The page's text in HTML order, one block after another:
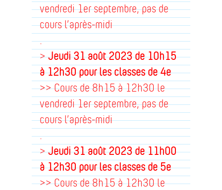
vendredi 1er septembre, pas de
cours l’après-midi
.
>Jeudi 31 août 2023 de 10h15
à 12h30pour les classes de 4e
>> Cours de 8h15 à 12h30 le
vendredi 1er septembre, pas de
cours l’après-midi
.
>Jeudi 31 août 2023 de 11h00
à 12h30pour les classes de 5e
>> Cours de 8h15 à 12h30 le